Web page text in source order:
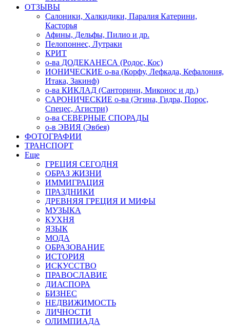
ОТЗЫВЫ
Салоники, Халкидики, Паралия Катерини,
Касторья
Афины, Дельфы, Пилио и др.
Пелопоннес, Лутраки
КРИТ
о-ва ДОДЕКАНЕСА (Родос, Кос)
ИОНИЧЕСКИЕ о-ва (Корфу, Лефкада, Кефалония,
Итака, Закинф)
о-ва КИКЛАД (Санторини, Миконос и др.)
САРОНИЧЕСКИЕ о-ва (Эгина, Гидра, Порос,
Спецес, Агистри)
о-ва СЕВЕРНЫЕ СПОРАДЫ
о-в ЭВИЯ (Эвбея)
ФОТОГРАФИИ
ТРАНСПОРТ
Еще
ГРЕЦИЯ СЕГОДНЯ
ОБРАЗ ЖИЗНИ
ИММИГРАЦИЯ
ПРАЗДНИКИ
ДРЕВНЯЯ ГРЕЦИЯ И МИФЫ
МУЗЫКА
КУХНЯ
ЯЗЫК
МОДА
ОБРАЗОВАНИЕ
ИСТОРИЯ
ИСКУССТВО
ПРАВОСЛАВИЕ
ДИАСПОРА
БИЗНЕС
НЕДВИЖИМОСТЬ
ЛИЧНОСТИ
ОЛИМПИАДА